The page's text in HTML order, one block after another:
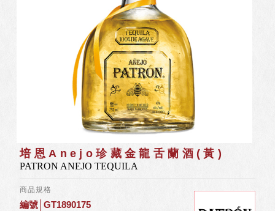
培恩Anejo珍藏金龍舌蘭酒(黃)
PATRON ANEJO TEQUILA
商品規格
編號│GT1890175